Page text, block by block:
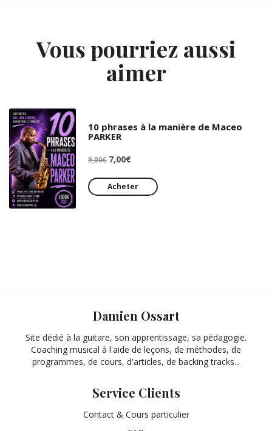
Vous pourriez aussi
aimer
10 phrases à la manière de Maceo
PARKER
9,00€ Le
initial
était :
9,00€.
7,00€Le
actuel
est :
7,00€.
Acheter
Damien Ossart
Site dédié à la guitare, son apprentissage, sa pédagogie.
Coaching musical à l'aide de leçons, de méthodes, de
programmes, de cours, d'articles, de backing tracks...
Service Clients
Contact & Cours particulier